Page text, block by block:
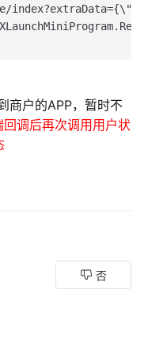
商户的APP，暂时不
调后再次调用用户状
否